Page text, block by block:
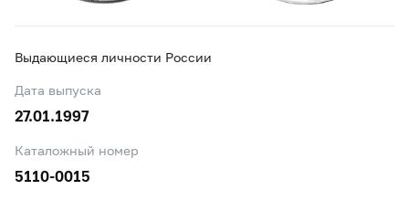
Выдающиеся личности России
Дата выпуска
27.01.1997
Каталожный номер
5110-0015